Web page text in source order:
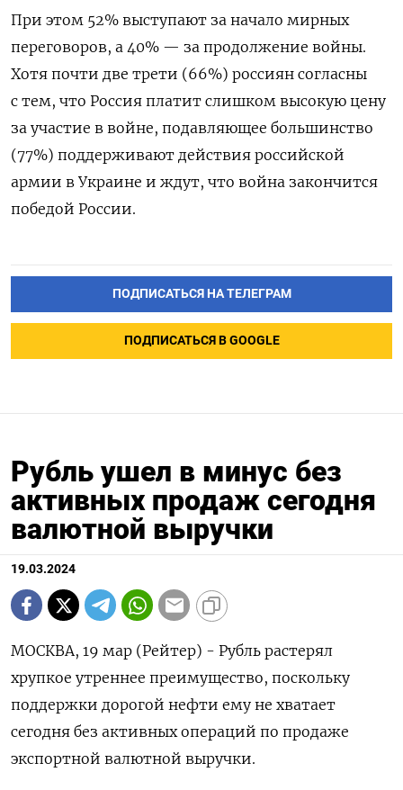
При этом 52% выступают за начало мирных
переговоров, а 40% — за продолжение войны.
Хотя почти две трети (66%) россиян согласны
с тем, что Россия платит слишком высокую цену
за участие в войне, подавляющее большинство
(77%) поддерживают действия российской
армии в Украине и ждут, что война закончится
победой России.
ПОДПИСАТЬСЯ НА ТЕЛЕГРАМ
ПОДПИСАТЬСЯ В GOOGLE
Рубль ушел в минус без
активных продаж сегодня
валютной выручки
19.03.2024
МОСКВА, 19 мар (Рейтер) - Рубль растерял
хрупкое утреннее преимущество, поскольку
поддержки дорогой нефти ему не хватает
сегодня без активных операций по продаже
экспортной валютной выручки.